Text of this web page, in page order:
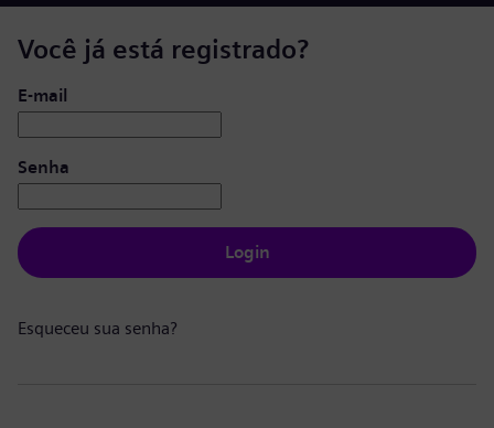
Você já está registrado?
Login: usuário e senha
E-mail
Senha
Login
Esqueceu sua senha?